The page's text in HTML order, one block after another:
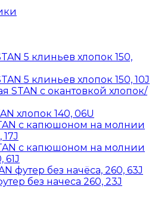
5 клиньев хлопок 150,
5 клиньев хлопок 150, 10J
STAN с окантовкой хлопок/
хлопок 140, 06U
с капюшоном на молнии
с капюшоном на молнии
61J
футер без начёса, 260, 63J
без начеса 260, 23J